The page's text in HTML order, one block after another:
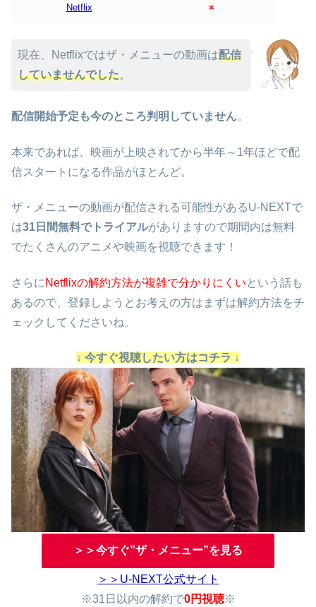
Netflix ×
現在、Netflixではザ・メニューの動画は配信
していませんでした。
配信開始予定も今のところ判明していません。
本来であれば、映画が上映されてから半年～1年ほどで配
信スタートになる作品がほとんど。
ザ・メニューの動画が配信される可能性があるU-NEXTで
は31日間無料でトライアルがありますので期間内は無料
でたくさんのアニメや映画を視聴できます！
さらに Netflixの解約方法が複雑で分かりにくい という話も
あるので、登録しようとお考えの方はまずは解約方法をチ
ェックしてくださいね。
↓ 今すぐ視聴したい方はコチラ ↓
＞＞今すぐ”ザ・メニュー”を見る
＞＞U-NEXT公式サイト
※31日以内の解約で0円視聴※